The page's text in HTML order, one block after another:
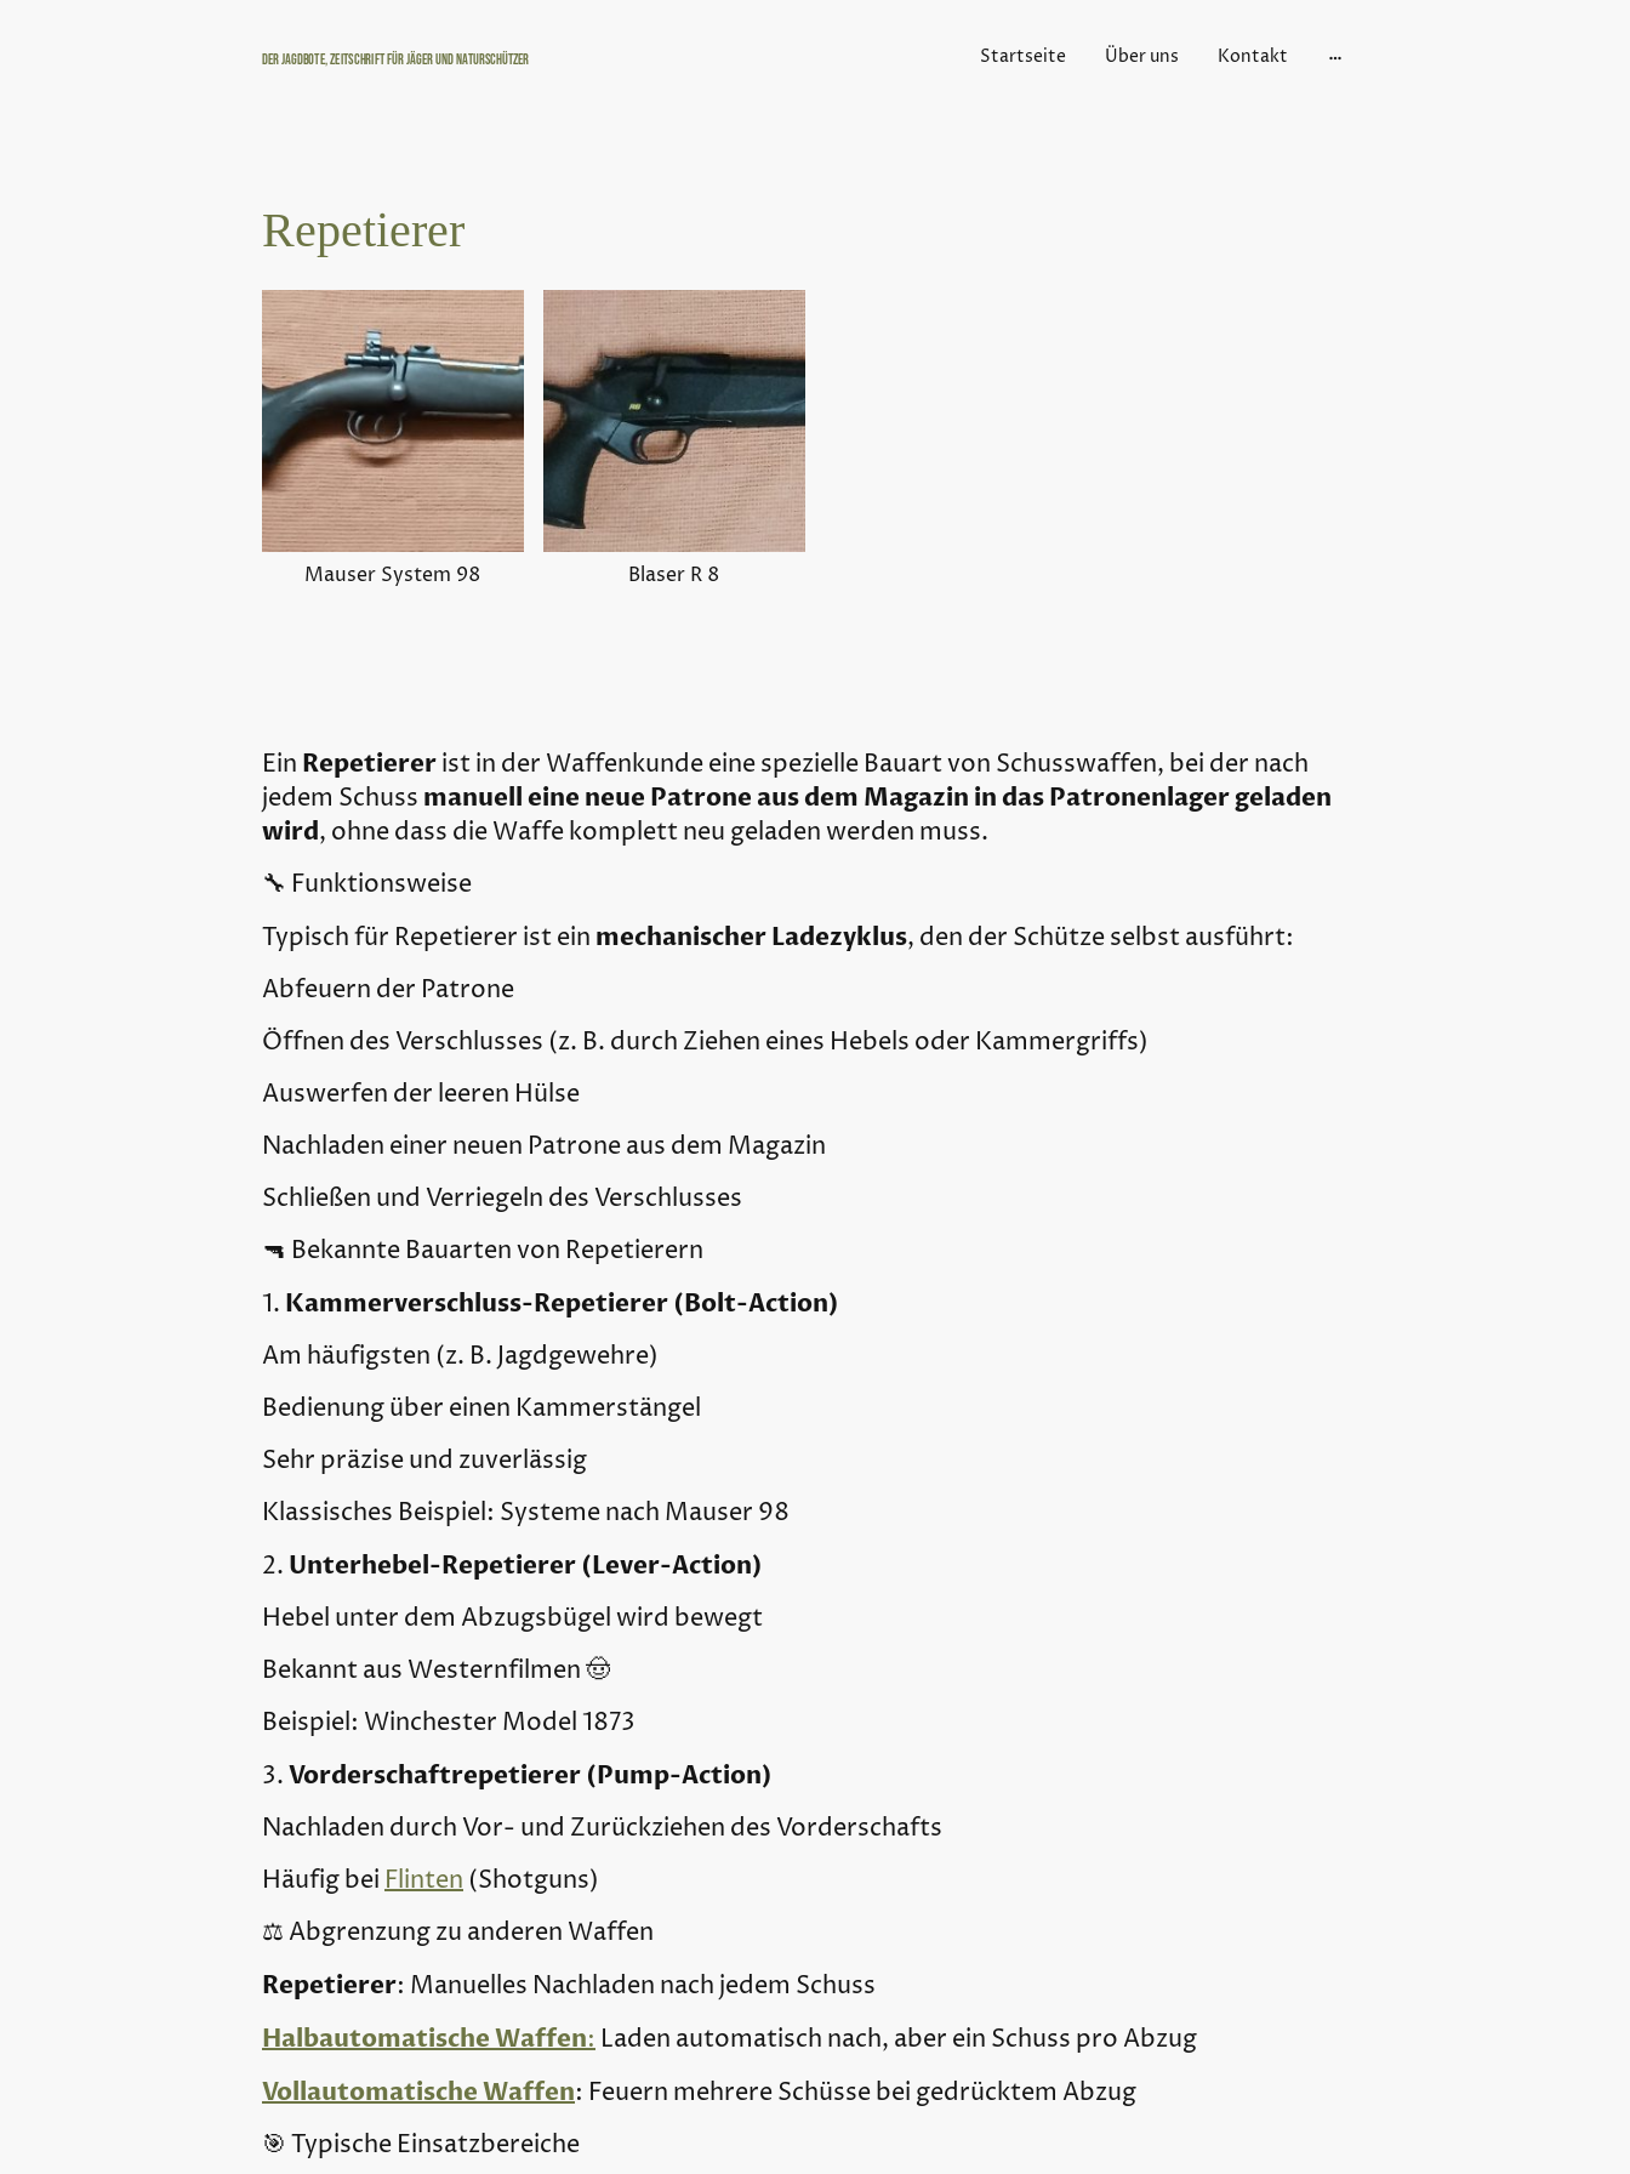
Der Jagdbote, Zeitschrift für Jäger und Naturschützer Startseite Über uns Kontakt
Repetierer
Mauser System 98 Blaser R 8
Ein Repetiererist in der Waffenkunde eine spezielle Bauart von Schusswaffen, bei der nach
jedem Schuss manuell eine neue Patrone aus dem Magazin in das Patronenlager geladen
wird, ohne dass die Waffe komplett neu geladen werden muss.
🔧 Funktionsweise
Typisch für Repetierer ist ein mechanischer Ladezyklus, den der Schütze selbst ausführt:
Abfeuern der Patrone
Öffnen des Verschlusses (z. B. durch Ziehen eines Hebels oder Kammergriffs)
Auswerfen der leeren Hülse
Nachladen einer neuen Patrone aus dem Magazin
Schließen und Verriegeln des Verschlusses
🔫 Bekannte Bauarten von Repetierern
1. Kammerverschluss-Repetierer (Bolt-Action)
Am häufigsten (z. B. Jagdgewehre)
Bedienung über einen Kammerstängel
Sehr präzise und zuverlässig
Klassisches Beispiel: Systeme nach Mauser 98
2. Unterhebel-Repetierer (Lever-Action)
Hebel unter dem Abzugsbügel wird bewegt
Bekannt aus Westernfilmen 🤠
Beispiel: Winchester Model 1873
3.Vorderschaftrepetierer (Pump-Action)
Nachladen durch Vor- und Zurückziehen des Vorderschafts
Häufig beiFlinten (Shotguns)
⚖️ Abgrenzung zu anderen Waffen
Repetierer: Manuelles Nachladen nach jedem Schuss
Halbautomatische Waffen: Laden automatisch nach, aber ein Schuss pro Abzug
Vollautomatische Waffen: Feuern mehrere Schüsse bei gedrücktem Abzug
🎯 Typische Einsatzbereiche